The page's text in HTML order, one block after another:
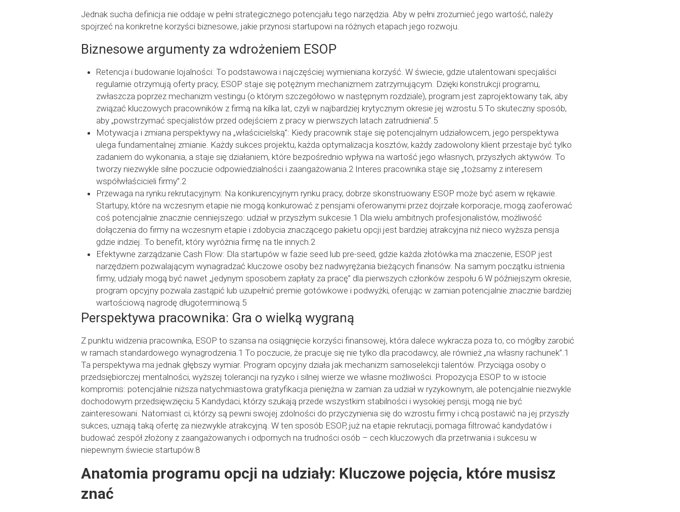
Jednak sucha definicja nie oddaje w pełni strategicznego potencjału tego narzędzia. Aby w pełni zrozumieć jego wartość, należy
spojrzeć na konkretne korzyści biznesowe, jakie przynosi startupowi na różnych etapach jego rozwoju.
Biznesowe argumenty za wdrożeniem ESOP
Retencja i budowanie lojalności: To podstawowa i najczęściej wymieniana korzyść. W świecie, gdzie utalentowani specjaliści
regularnie otrzymują oferty pracy, ESOP staje się potężnym mechanizmem zatrzymującym. Dzięki konstrukcji programu,
zwłaszcza poprzez mechanizm vestingu (o którym szczegółowo w następnym rozdziale), program jest zaprojektowany tak, aby
związać kluczowych pracowników z firmą na kilka lat, czyli w najbardziej krytycznym okresie jej wzrostu.5 To skuteczny sposób,
aby „powstrzymać specjalistów przed odejściem z pracy w pierwszych latach zatrudnienia”.5
Motywacja i zmiana perspektywy na „właścicielską”: Kiedy pracownik staje się potencjalnym udziałowcem, jego perspektywa
ulega fundamentalnej zmianie. Każdy sukces projektu, każda optymalizacja kosztów, każdy zadowolony klient przestaje być tylko
zadaniem do wykonania, a staje się działaniem, które bezpośrednio wpływa na wartość jego własnych, przyszłych aktywów. To
tworzy niezwykle silne poczucie odpowiedzialności i zaangażowania.2 Interes pracownika staje się „tożsamy z interesem
współwłaścicieli firmy”.2
Przewaga na rynku rekrutacyjnym: Na konkurencyjnym rynku pracy, dobrze skonstruowany ESOP może być asem w rękawie.
Startupy, które na wczesnym etapie nie mogą konkurować z pensjami oferowanymi przez dojrzałe korporacje, mogą zaoferować
coś potencjalnie znacznie cenniejszego: udział w przyszłym sukcesie.1 Dla wielu ambitnych profesjonalistów, możliwość
dołączenia do firmy na wczesnym etapie i zdobycia znaczącego pakietu opcji jest bardziej atrakcyjna niż nieco wyższa pensja
gdzie indziej. To benefit, który wyróżnia firmę na tle innych.2
Efektywne zarządzanie Cash Flow: Dla startupów w fazie seed lub pre-seed, gdzie każda złotówka ma znaczenie, ESOP jest
narzędziem pozwalającym wynagradzać kluczowe osoby bez nadwyrężania bieżących finansów. Na samym początku istnienia
firmy, udziały mogą być nawet „jedynym sposobem zapłaty za pracę” dla pierwszych członków zespołu.6 W późniejszym okresie,
program opcyjny pozwala zastąpić lub uzupełnić premie gotówkowe i podwyżki, oferując w zamian potencjalnie znacznie bardziej
wartościową nagrodę długoterminową.5
Perspektywa pracownika: Gra o wielką wygraną
Z punktu widzenia pracownika, ESOP to szansa na osiągnięcie korzyści finansowej, która dalece wykracza poza to, co mógłby zarobić
w ramach standardowego wynagrodzenia.1 To poczucie, że pracuje się nie tylko dla pracodawcy, ale również „na własny rachunek”.1
Ta perspektywa ma jednak głębszy wymiar. Program opcyjny działa jak mechanizm samoselekcji talentów. Przyciąga osoby o
przedsiębiorczej mentalności, wyższej tolerancji na ryzyko i silnej wierze we własne możliwości. Propozycja ESOP to w istocie
kompromis: potencjalnie niższa natychmiastowa gratyfikacja pieniężna w zamian za udział w ryzykownym, ale potencjalnie niezwykle
dochodowym przedsięwzięciu.5 Kandydaci, którzy szukają przede wszystkim stabilności i wysokiej pensji, mogą nie być
zainteresowani. Natomiast ci, którzy są pewni swojej zdolności do przyczynienia się do wzrostu firmy i chcą postawić na jej przyszły
sukces, uznają taką ofertę za niezwykle atrakcyjną. W ten sposób ESOP, już na etapie rekrutacji, pomaga filtrować kandydatów i
budować zespół złożony z zaangażowanych i odpornych na trudności osób – cech kluczowych dla przetrwania i sukcesu w
niepewnym świecie startupów.8
Anatomia programu opcji na udziały: Kluczowe pojęcia, które musisz
znać